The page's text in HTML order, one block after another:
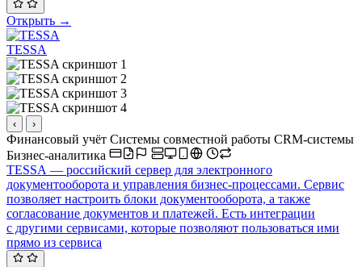
Открыть →
TESSA
‹ ›
Финансовый учёт Системы совместной работы CRM-системы
Бизнес-аналитика
TESSA — российский сервер для электронного
документооборота и управления бизнес-процессами. Сервис
позволяет настроить блоки документооборота, а также
согласование документов и платежей. Есть интеграции
с другими сервисами, которые позволяют пользоваться ими
прямо из сервиса